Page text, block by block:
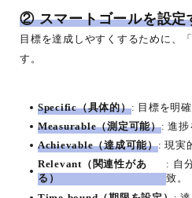
② スマートゴールを設定
目標を達成しやすくするために、
す。
Specific（具体的）: 目標を明確
Measurable（測定可能）: 進捗
Achievable（達成可能）: 現実
Relevant（関連性があ
る）
: 自
致。